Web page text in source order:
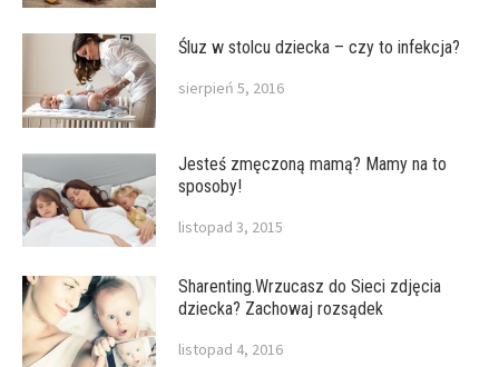
Śluz w stolcu dziecka – czy to infekcja?
sierpień 5, 2016
Jesteś zmęczoną mamą? Mamy na to
sposoby!
listopad 3, 2015
Sharenting.Wrzucasz do Sieci zdjęcia
dziecka? Zachowaj rozsądek
listopad 4, 2016